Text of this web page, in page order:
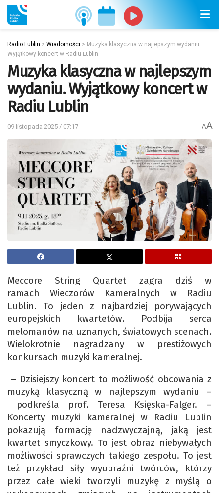
Radio Lublin > Wiadomości > Muzyka klasyczna w najlepszym wydaniu.
Wyjątkowy koncert w Radiu Lublin
Muzyka klasyczna w najlepszym
wydaniu. Wyjątkowy koncert w
Radiu Lublin
09 listopada 2025 / 07:17 AA
Meccore String Quartet zagra dziś w
ramach Wieczorów Kameralnych w Radiu
Lublin. To jeden z najbardziej porywających
europejskich kwartetów. Podbija serca
melomanów na uznanych, światowych scenach.
Wielokrotnie nagradzany w prestiżowych
konkursach muzyki kameralnej.
– Dzisiejszy koncert to możliwość obcowania z
muzyką klasyczną w najlepszym wydaniu –
podkreśla prof. Teresa Księska-Falger. –
Koncerty muzyki kameralnej w Radiu Lublin
pokazują formację nadzwyczajną, jaką jest
kwartet smyczkowy. To jest obraz niebywałych
możliwości sprawczych takiego zespołu. To jest
też przykład siły wyobraźni twórców, którzy
przez całe wieki tworzyli muzykę z myślą o